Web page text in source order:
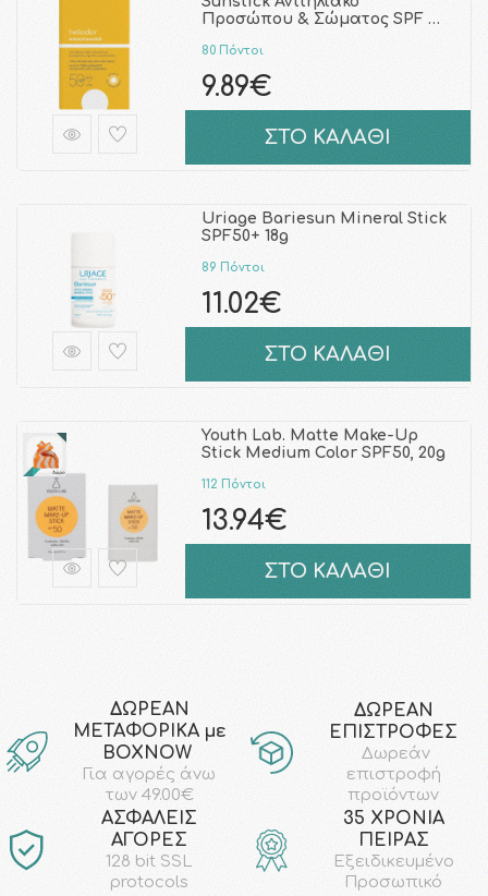
Προσώπου & Σώματος SPF …
80 Πόντοι
9.89€
ΣΤΟ ΚΑΛΑΘΙ
Uriage Bariesun Mineral Stick
SPF50+ 18g
89 Πόντοι
11.02€
ΣΤΟ ΚΑΛΑΘΙ
Youth Lab. Matte Make-Up
Stick Medium Color SPF50, 20g
112 Πόντοι
13.94€
ΣΤΟ ΚΑΛΑΘΙ
ΔΩΡΕΑΝ
ΜΕΤΑΦΟΡΙΚΑ με
ΒΟΧΝΟW
Για αγορές άνω
των 49.00€
ΔΩΡΕΑΝ
ΕΠΙΣΤΡΟΦΕΣ
Δωρεάν
επιστροφή
προϊόντων
AΣΦΑΛΕΙΣ
ΑΓΟΡΕΣ
128 bit SSL
protocols
35 ΧΡΟΝΙΑ
ΠΕΙΡΑΣ
Εξειδικευμένο
Προσωπικό